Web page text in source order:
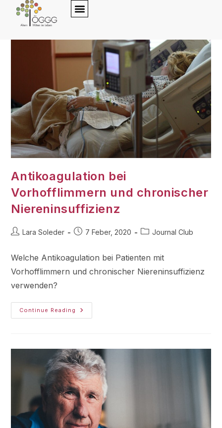
content
Antikoagulation bei
Vorhofflimmern und chronischer
Niereninsuffizienz
Lara Soleder 7 Feber, 2020 Journal Club
Welche Antikoagulation bei Patienten mit
Vorhofflimmern und chronischer Niereninsuffizienz
verwenden?
Continue Reading